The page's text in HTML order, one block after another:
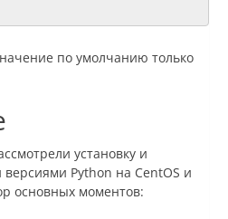
по умолчанию только
установку и
Python на CentOS и
основных моментов: